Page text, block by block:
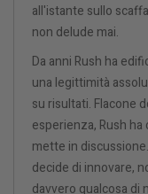
all'istante sullo
non delude mai.
Da anni Rush ha
una legittimità
su risultati. Flacone
esperienza, Rush
mette in
decide di innovare,
davvero qualcosa di